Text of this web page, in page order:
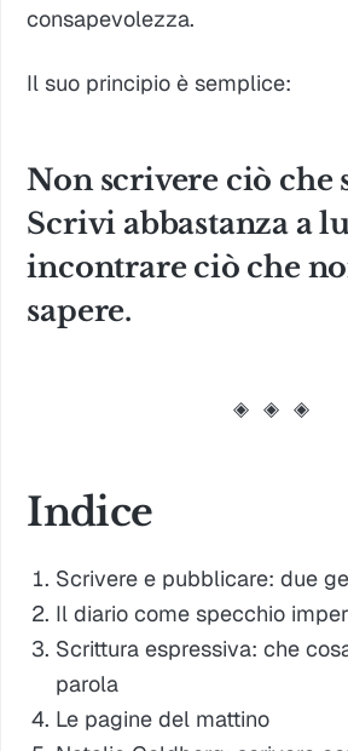
consapevolezza.
Il suo principio è semplice:
Non scrivere ciò che
Scrivi abbastanza a
incontrare ciò che
sapere.
◈ ◈ ◈
Indice
Scrivere e pubblicare: due
Il diario come specchio
Scrittura espressiva: che
parola
Le pagine del mattino